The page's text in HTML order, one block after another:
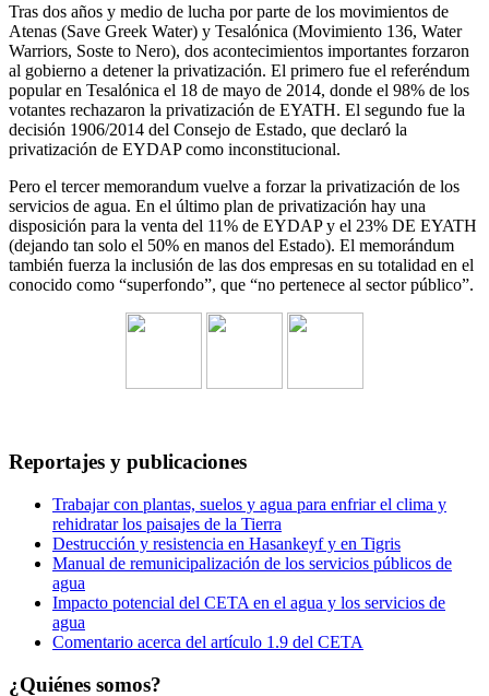
Tras dos años y medio de lucha por parte de los movimientos de
Atenas (Save Greek Water) y Tesalónica (Movimiento 136, Water
Warriors, Soste to Nero), dos acontecimientos importantes forzaron
al gobierno a detener la privatización. El primero fue el referéndum
popular en Tesalónica el 18 de mayo de 2014, donde el 98% de los
votantes rechazaron la privatización de EYATH. El segundo fue la
decisión 1906/2014 del Consejo de Estado, que declaró la
privatización de EYDAP como inconstitucional.
Pero el tercer memorandum vuelve a forzar la privatización de los
servicios de agua. En el último plan de privatización hay una
disposición para la venta del 11% de EYDAP y el 23% DE EYATH
(dejando tan solo el 50% en manos del Estado). El memorándum
también fuerza la inclusión de las dos empresas en su totalidad en el
conocido como “superfondo”, que “no pertenece al sector público”.
Reportajes y publicaciones
Trabajar con plantas, suelos y agua para enfriar el clima y
rehidratar los paisajes de la Tierra
Destrucción y resistencia en Hasankeyf y en Tigris
Manual de remunicipalización de los servicios públicos de
agua
Impacto potencial del CETA en el agua y los servicios de
agua
Comentario acerca del artículo 1.9 del CETA
¿Quiénes somos?